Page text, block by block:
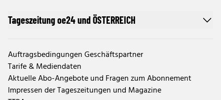
Tageszeitung oe24 und ÖSTERREICH
Auftragsbedingungen Geschäftspartner
Tarife & Mediendaten
Aktuelle Abo-Angebote und Fragen zum Abonnement
Impressen der Tageszeitungen und Magazine